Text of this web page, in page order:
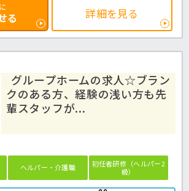
る 詳細を見る
グループホームの求人☆ブラン
クのある方、経験の浅い方も先
輩スタッフが...
ヘルパー・介護職
初任者研修（ヘルパー2
級）